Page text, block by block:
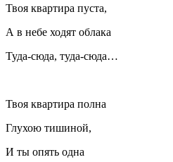
Твоя квартира пуста,
А в небе ходят облака
Туда-сюда, туда-сюда…
Твоя квартира полна
Глухою тишиной,
И ты опять одна